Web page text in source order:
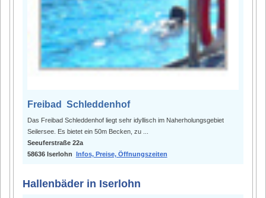
Freibad Schleddenhof
Das Freibad Schleddenhof liegt sehr idyllisch im Naherholungsgebiet
Seilersee. Es bietet ein 50m Becken, zu ...
Seeuferstraße 22a
58636 Iserlohn Infos, Preise, Öffnungszeiten
Hallenbäder in Iserlohn